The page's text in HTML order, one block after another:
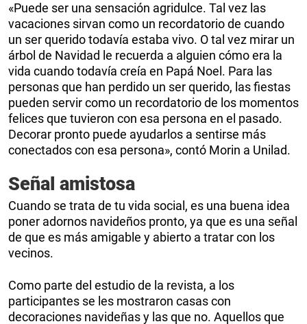
«Puede ser una sensación agridulce. Tal vez las
vacaciones sirvan como un recordatorio de cuando
un ser querido todavía estaba vivo. O tal vez mirar un
árbol de Navidad le recuerda a alguien cómo era la
vida cuando todavía creía en Papá Noel. Para las
personas que han perdido un ser querido, las fiestas
pueden servir como un recordatorio de los momentos
felices que tuvieron con esa persona en el pasado.
Decorar pronto puede ayudarlos a sentirse más
conectados con esa persona», contó Morin a Unilad.
Señal amistosa
Cuando se trata de tu vida social, es una buena idea
poner adornos navideños pronto, ya que es una señal
de que es más amigable y abierto a tratar con los
vecinos.
Como parte del estudio de la revista, a los
participantes se les mostraron casas con
decoraciones navideñas y las que no. Aquellos que